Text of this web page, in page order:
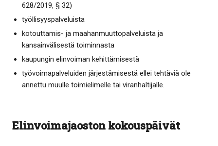
628/2019, § 32)
työllisyyspalveluista
kotouttamis- ja maahanmuuttopalveluista ja
kansainvälisestä toiminnasta
kaupungin elinvoiman kehittämisestä
työvoimapalveluiden järjestämisestä ellei tehtäviä ole
annettu muulle toimielimelle tai viranhaltijalle.
Elinvoimajaoston kokouspäivät